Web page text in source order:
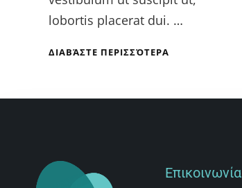
lobortis placerat dui. …
ΔΙΑΒΆΣΤΕ ΠΕΡΙΣΣΌΤΕΡΑ
Επικοινωνία